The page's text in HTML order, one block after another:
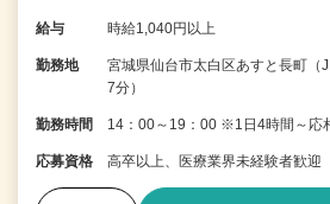
給与 時給1,040円以上
勤務地
宮城県仙台市太白区あすと長町（
7分）
勤務時間 14：00～19：00 ※1日4時間～応
応募資格 高卒以上、医療業界未経験者歓迎